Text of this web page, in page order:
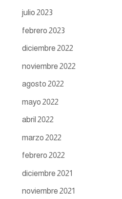
julio 2023
febrero 2023
diciembre 2022
noviembre 2022
agosto 2022
mayo 2022
abril 2022
marzo 2022
febrero 2022
diciembre 2021
noviembre 2021